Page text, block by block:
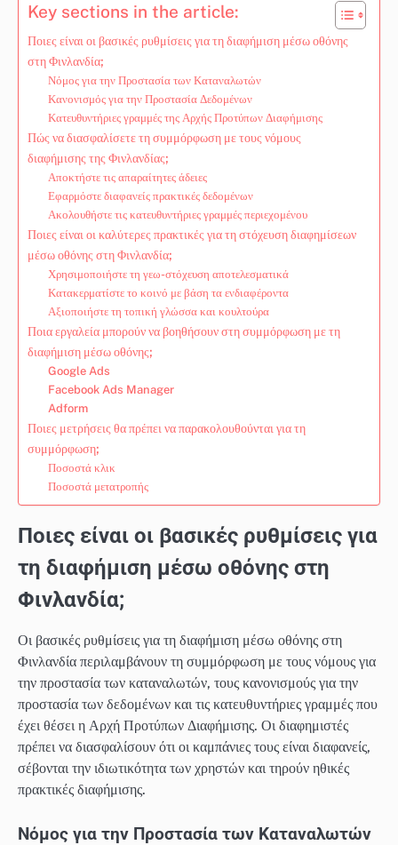
Key sections in the article:
Ποιες είναι οι βασικές ρυθμίσεις για τη διαφήμιση μέσω οθόνης
στη Φινλανδία;
Νόμος για την Προστασία των Καταναλωτών
Κανονισμός για την Προστασία Δεδομένων
Κατευθυντήριες γραμμές της Αρχής Προτύπων Διαφήμισης
Πώς να διασφαλίσετε τη συμμόρφωση με τους νόμους
διαφήμισης της Φινλανδίας;
Αποκτήστε τις απαραίτητες άδειες
Εφαρμόστε διαφανείς πρακτικές δεδομένων
Ακολουθήστε τις κατευθυντήριες γραμμές περιεχομένου
Ποιες είναι οι καλύτερες πρακτικές για τη στόχευση διαφημίσεων
μέσω οθόνης στη Φινλανδία;
Χρησιμοποιήστε τη γεω-στόχευση αποτελεσματικά
Κατακερματίστε το κοινό με βάση τα ενδιαφέροντα
Αξιοποιήστε τη τοπική γλώσσα και κουλτούρα
Ποια εργαλεία μπορούν να βοηθήσουν στη συμμόρφωση με τη
διαφήμιση μέσω οθόνης;
Google Ads
Facebook Ads Manager
Adform
Ποιες μετρήσεις θα πρέπει να παρακολουθούνται για τη
συμμόρφωση;
Ποσοστά κλικ
Ποσοστά μετατροπής
Ποιες είναι οι βασικές ρυθμίσεις για
τη διαφήμιση μέσω οθόνης στη
Φινλανδία;
Οι βασικές ρυθμίσεις για τη διαφήμιση μέσω οθόνης στη
Φινλανδία περιλαμβάνουν τη συμμόρφωση με τους νόμους για
την προστασία των καταναλωτών, τους κανονισμούς για την
προστασία των δεδομένων και τις κατευθυντήριες γραμμές που
έχει θέσει η Αρχή Προτύπων Διαφήμισης. Οι διαφημιστές
πρέπει να διασφαλίσουν ότι οι καμπάνιες τους είναι διαφανείς,
σέβονται την ιδιωτικότητα των χρηστών και τηρούν ηθικές
πρακτικές διαφήμισης.
Νόμος για την Προστασία των Καταναλωτών